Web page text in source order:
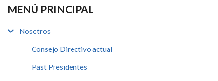
MENÚ PRINCIPAL
Nosotros
Consejo Directivo actual
Past Presidentes